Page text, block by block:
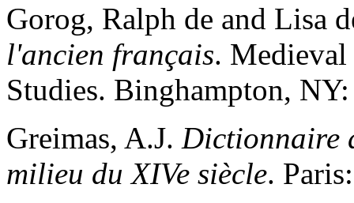
Gorog, Ralph de and Lisa
l'ancien français. Medieval
Studies. Binghampton,
Greimas, A.J. Dictionnaire
milieu du XIVe siècle.